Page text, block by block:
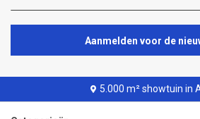
Aanmelden voor de
5.000 m² showtuin in Assen